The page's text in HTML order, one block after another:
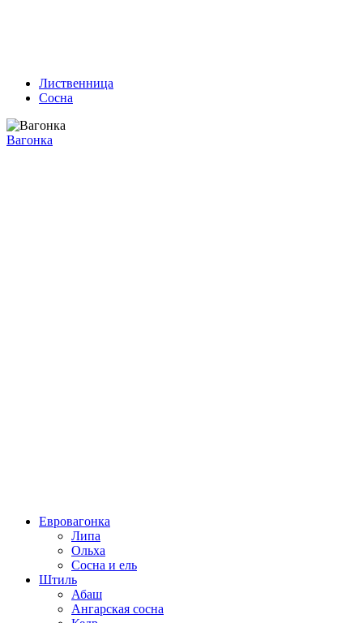
Лиственница
Сосна
Вагонка
Евровагонка
Липа
Ольха
Сосна и ель
Штиль
Абаш
Ангарская сосна